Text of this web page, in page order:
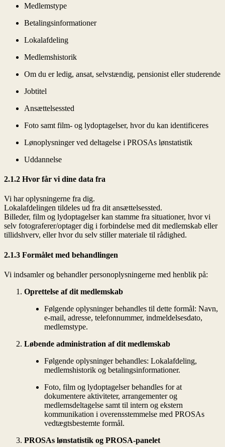
Medlemstype
Betalingsinformationer
Lokalafdeling
Medlemshistorik
Om du er ledig, ansat, selvstændig, pensionist eller studerende
Jobtitel
Ansættelsessted
Foto samt film- og lydoptagelser, hvor du kan identificeres
Lønoplysninger ved deltagelse i PROSAs lønstatistik
Uddannelse
2.1.2 Hvor får vi dine data fra
Vi har oplysningerne fra dig.
Lokalafdelingen tildeles ud fra dit ansættelsessted.
Billeder, film og lydoptagelser kan stamme fra situationer, hvor vi
selv fotograferer/optager dig i forbindelse med dit medlemskab eller
tillidshverv, eller hvor du selv stiller materiale til rådighed.
2.1.3 Formålet med behandlingen
Vi indsamler og behandler personoplysningerne med henblik på:
Oprettelse af dit medlemskab
Følgende oplysninger behandles til dette formål: Navn,
e-mail, adresse, telefonnummer, indmeldelsesdato,
medlemstype.
Løbende administration af dit medlemskab
Følgende oplysninger behandles: Lokalafdeling,
medlemshistorik og betalingsinformationer.
Foto, film og lydoptagelser behandles for at
dokumentere aktiviteter, arrangementer og
medlemsdeltagelse samt til intern og ekstern
kommunikation i overensstemmelse med PROSAs
vedtægtsbestemte formål.
PROSAs lønstatistik og PROSA-panelet